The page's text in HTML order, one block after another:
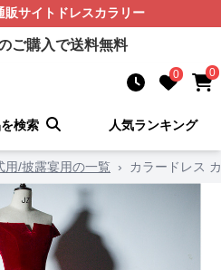
販サイト ドレスカラリー
ご購入で送料無料
0 0
検索 人気ランキング
用/披露宴用の一覧 › カラードレス